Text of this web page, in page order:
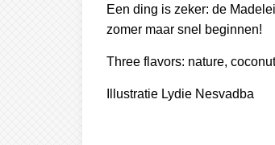
Een ding is zeker: de
zomer maar snel beginnen!
Three flavors: nature,
Illustratie Lydie Nesvadba